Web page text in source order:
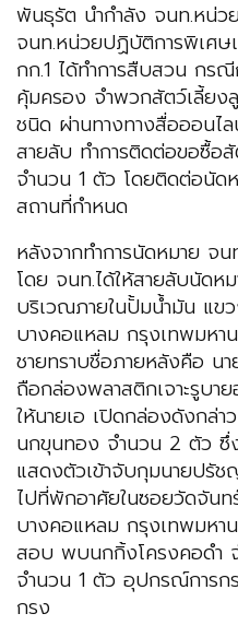
พันธุรัต นำกำลัง จนท.หน่ว
จนท.หน่วยปฏิบัติการพิเศ
กก.1 ได้ทำการสืบสวน กรณี
คุ้มครอง จำพวกสัตว์เลี้ยง
ชนิด ผ่านทางทางสื่อออนไ
สายลับ ทำการติดต่อขอซื้อ
จำนวน 1 ตัว โดยติดต่อนัด
สถานที่กำหนด
หลังจากทำการนัดหมาย จ
โดย จนท.ได้ให้สายลับนัด
บริเวณภายในปั้มน้ำมัน แข
บางคอแหลม กรุงเทพมหา
ชายทราบชื่อภายหลังคือ น
ถือกล่องพลาสติกเจาะรูบา
ให้นายเอ เปิดกล่องดังกล่
นกขุนทอง จำนวน 2 ตัว ซึ่
แสดงตัวเข้าจับกุมนายปรัช
ไปที่พักอาศัยในซอยวัดจัน
บางคอแหลม กรุงเทพมหาน
สอบ พบนกกิ้งโครงคอดำ
จำนวน 1 ตัว อุปกรณ์การก
กรง